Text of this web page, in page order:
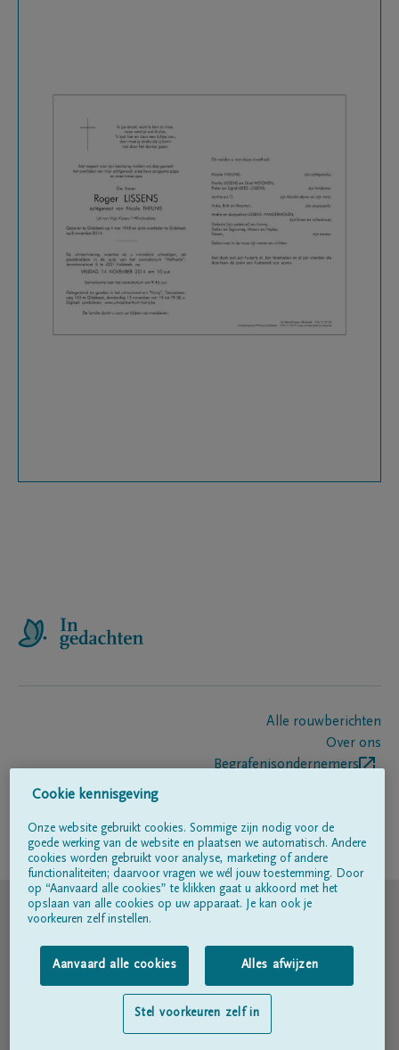
Alle rouwberichten
Over ons
Begrafenisondernemers
Volg ons op
© DELA
Gebruiksvoorwaarden
Privacyverklaring
Toegankelijkheidsverklaring
Cookie kennisgeving
Onze website gebruikt cookies. Sommige zijn nodig voor de
goede werking van de website en plaatsen we automatisch. Andere
cookies worden gebruikt voor analyse, marketing of andere
functionaliteiten; daarvoor vragen we wél jouw toestemming. Door
op “Aanvaard alle cookies” te klikken gaat u akkoord met het
opslaan van alle cookies op uw apparaat. Je kan ook je
voorkeuren zelf instellen.
Aanvaard alle cookies Alles afwijzen
Stel voorkeuren zelf in